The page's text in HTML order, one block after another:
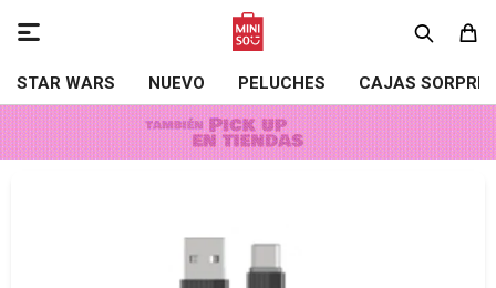
STAR WARS NUEVO PELUCHES CAJAS
